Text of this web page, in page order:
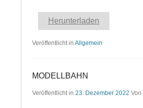
Herunterladen
Veröffentlicht in Allgemein
MODELLBAHN
Veröffentlicht in 23. Dezember 2022 Von